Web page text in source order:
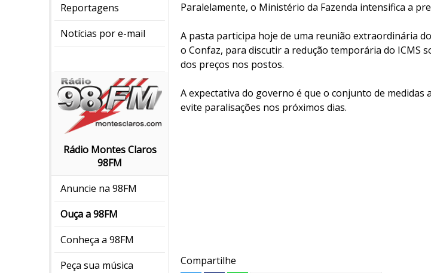
Reportagens
Notícias por e-mail
Rádio Montes Claros
98FM
Anuncie na 98FM
Ouça a 98FM
Conheça a 98FM
Peça sua música
Paralelamente, o Ministério da Fazenda intensifica a
A pasta participa hoje de uma reunião extraordinária
o Confaz, para discutir a redução temporária do ICMS
dos preços nos postos.
A expectativa do governo é que o conjunto de medidas
evite paralisações nos próximos dias.
Compartilhe